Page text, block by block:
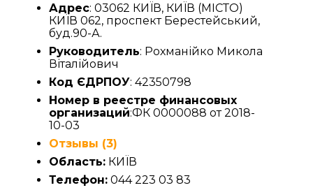
Адрес: 03062 КИЇВ, КИЇВ (МІСТО)
КИЇВ 062, проспект Берестейський,
буд.90-А.
Руководитель: Рохманійко Микола
Віталійович
Код ЄДРПОУ: 42350798
Номер в реестре финансовых
организаций:ФК 0000088 от 2018-
10-03
Отзывы (3)
Область: КИЇВ
Телефон: 044 223 03 83